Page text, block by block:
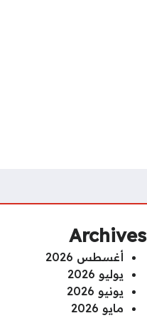
Archives
أغسطس 2026
يوليو 2026
يونيو 2026
مايو 2026